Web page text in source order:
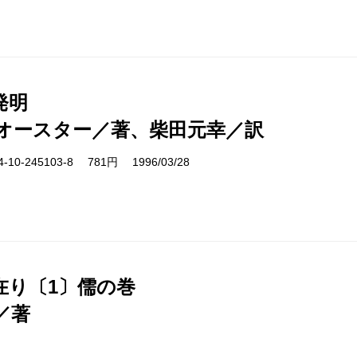
明
ースター／著、柴田元幸／訳
10-245103-8 781円 1996/03/28
り〔1〕儒の巻
著